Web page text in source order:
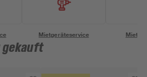
Mietgeräteservice
gekauft